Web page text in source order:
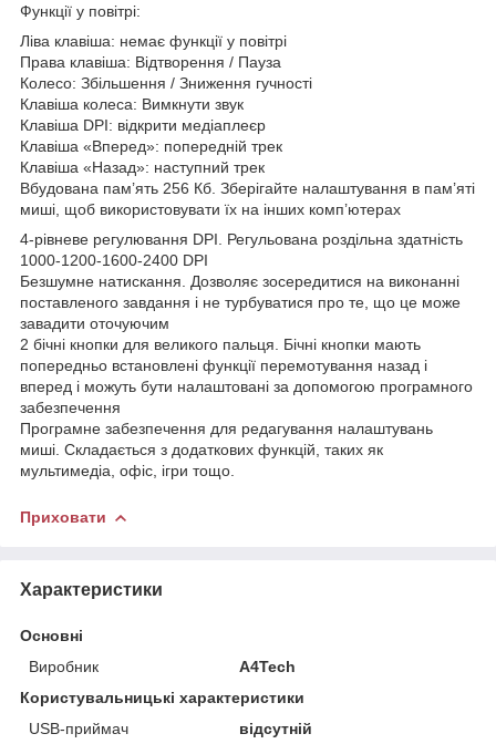
Функції у повітрі:
Ліва клавіша: немає функції у повітрі
Права клавіша: Відтворення / Пауза
Колесо: Збільшення / Зниження гучності
Клавіша колеса: Вимкнути звук
Клавіша DPI: відкрити медіаплеєр
Клавіша «Вперед»: попередній трек
Клавіша «Назад»: наступний трек
Вбудована пам’ять 256 Кб. Зберігайте налаштування в пам’яті
миші, щоб використовувати їх на інших комп’ютерах
4-рівневе регулювання DPI. Регульована роздільна здатність
1000-1200-1600-2400 DPI
Безшумне натискання. Дозволяє зосередитися на виконанні
поставленого завдання і не турбуватися про те, що це може
завадити оточуючим
2 бічні кнопки для великого пальця. Бічні кнопки мають
попередньо встановлені функції перемотування назад і
вперед і можуть бути налаштовані за допомогою програмного
забезпечення
Програмне забезпечення для редагування налаштувань
миші. Складається з додаткових функцій, таких як
мультимедіа, офіс, ігри тощо.
Приховати
Характеристики
Основні
Виробник
A4Tech
Користувальницькі характеристики
USB-приймач
відсутній